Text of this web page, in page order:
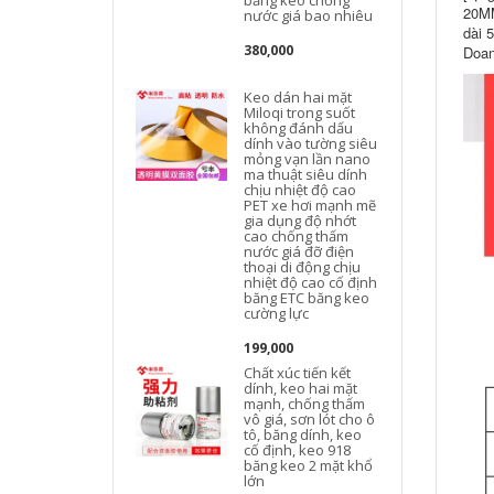
nước giá bao nhiêu
380,000
Keo dán hai mặt
Miloqi trong suốt
không đánh dấu
dính vào tường siêu
mỏng vạn lần nano
ma thuật siêu dính
chịu nhiệt độ cao
PET xe hơi mạnh mẽ
gia dụng độ nhớt
cao chống thấm
nước giá đỡ điện
thoại di động chịu
nhiệt độ cao cố định
băng ETC băng keo
cường lực
199,000
Chất xúc tiến kết
dính, keo hai mặt
mạnh, chống thấm
vô giá, sơn lót cho ô
tô, băng dính, keo
cố định, keo 918
băng keo 2 mặt khổ
lớn
dài